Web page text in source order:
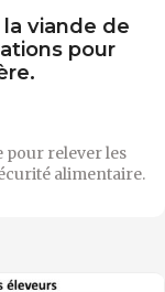
viande de
pour
pour relever les
alimentaire.